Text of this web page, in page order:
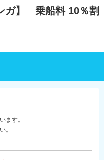
ガ】 乗船料 10％割
ます。
。